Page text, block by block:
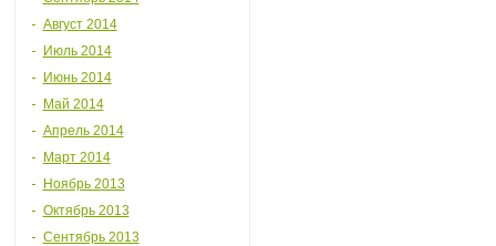
Август 2014
Июль 2014
Июнь 2014
Май 2014
Апрель 2014
Март 2014
Ноябрь 2013
Октябрь 2013
Сентябрь 2013